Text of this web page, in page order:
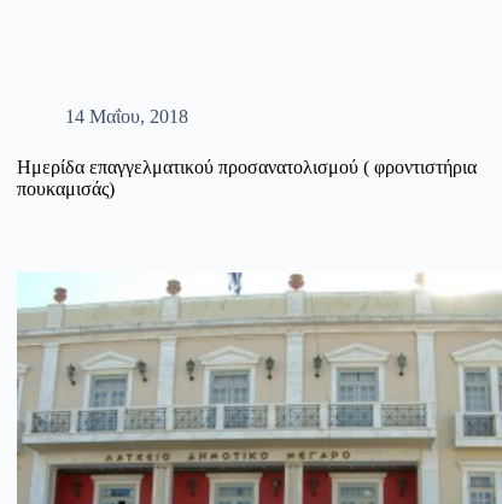
14 Μαΐου, 2018
Ημερίδα επαγγελματικού προσανατολισμού ( φροντιστήρια
πουκαμισάς)